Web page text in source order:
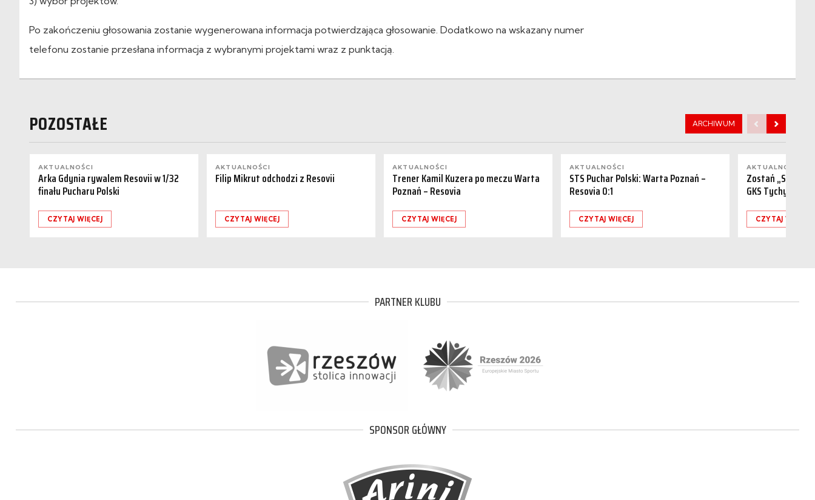
Po zakończeniu głosowania zostanie wygenerowana informacja potwierdzająca głosowanie. Dodatkowo na wskazany numer
telefonu zostanie przesłana informacja z wybranymi projektami wraz z punktacją.
POZOSTAŁE ARCHIWUM
AKTUALNOŚCI
Arka Gdynia rywalem Resovii w 1/32
finału Pucharu Polski
CZYTAJ WIĘCEJ
AKTUALNOŚCI
Filip Mikrut odchodzi z Resovii
CZYTAJ WIĘCEJ
AKTUALNOŚCI
Trener Kamil Kuzera po meczu Warta
Poznań – Resovia
CZYTAJ WIĘCEJ
AKTUALNOŚCI
STS Puchar Polski: Warta Poznań –
Resovia 0:1
CZYTAJ WIĘCEJ
AKTUALNOŚCI
Zostań
GKS Tychy
CZYTAJ WIĘCEJ
PARTNER KLUBU
SPONSOR GŁÓWNY